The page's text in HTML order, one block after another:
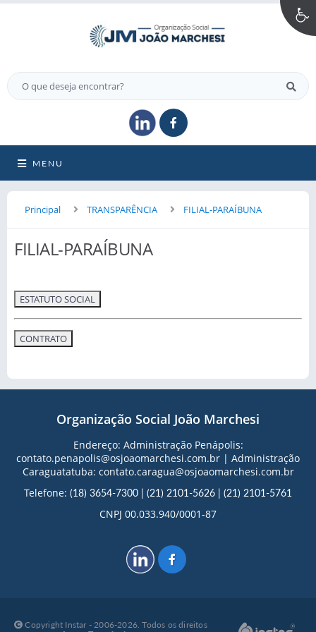
MENU
Principal TRANSPARÊNCIA FILIAL-PARAÍBUNA
FILIAL-PARAÍBUNA
Organização Social João Marchesi
Endereço: Administração Penápolis:
contato.penapolis@osjoaomarchesi.com.br | Administração
Caraguatatuba: contato.caragua@osjoaomarchesi.com.br
Telefone: (18) 3654-7300 | (21) 2101-5626 | (21) 2101-5761
CNPJ 00.033.940/0001-87
Copyright Instar - 2006-2026. Todos os direitos